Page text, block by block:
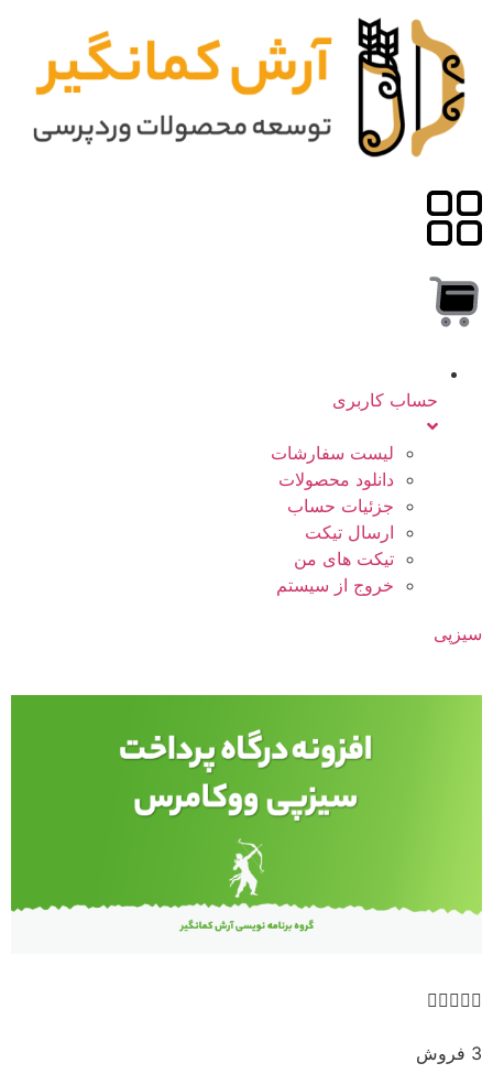
حساب کاربری
لیست سفارشات
دانلود محصولات
جزئیات حساب
ارسال تیکت
تیکت های من
خروج از سیستم
سیزپی

3 فروش